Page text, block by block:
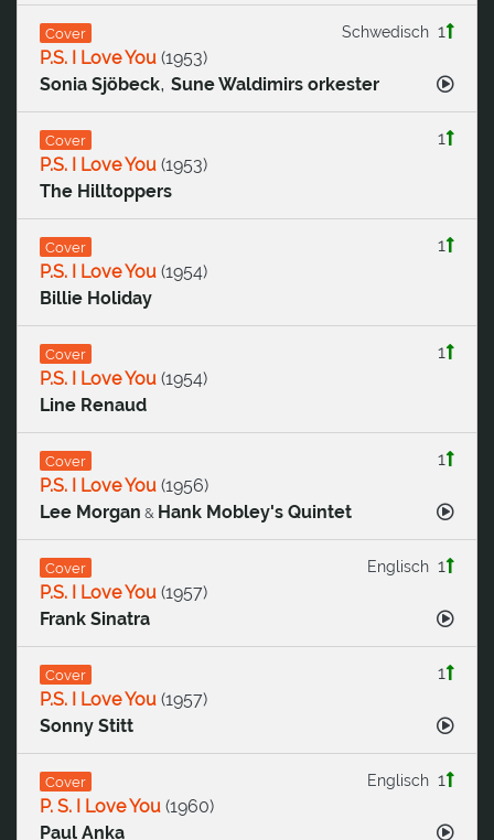
Cover 1
Schwedisch
P.S. I Love You (1953)
Sonia Sjöbeck, Sune Waldimirs orkester
Cover
1
P.S. I Love You (1953)
The Hilltoppers
Cover
1
P.S. I Love You (1954)
Billie Holiday
Cover
1
P.S. I Love You (1954)
Line Renaud
Cover
1
P.S. I Love You (1956)
Lee Morgan & Hank Mobley's Quintet
Cover 1
Englisch
P.S. I Love You (1957)
Frank Sinatra
Cover
1
P.S. I Love You (1957)
Sonny Stitt
Cover 1
Englisch
P. S. I Love You (1960)
Paul Anka